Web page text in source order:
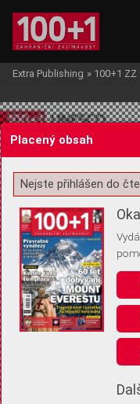
Žádost o souhlas s
Pro základní fungování
(tzv. cookies apod.). Rádi
uložením volitelných
Anonymní unikátní ID
Díky němu příště
Identifikátor je zcela
Extra Publishing » 100+1 ZZ
Placený obsah
Nejste přihlášen do